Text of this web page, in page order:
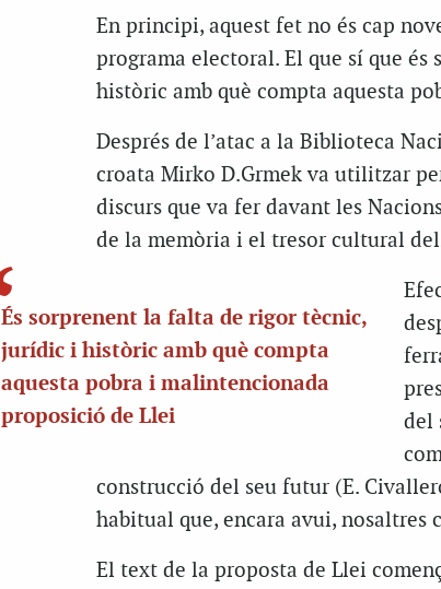
En principi, aquest fet no és cap
programa electoral. El que sí que
històric amb què compta aquesta
Després de l’atac a la Biblioteca
croata Mirko D.Grmek va utilitzar
discurs que va fer davant les
de la memòria i el tresor cultural
És sorprenent la falta de rigor tècnic,
jurídic i històric amb què compta
aquesta pobra i malintencionada
proposició de Llei
del
construcció del seu futur (E.
habitual que, encara avui,
El text de la proposta de Llei